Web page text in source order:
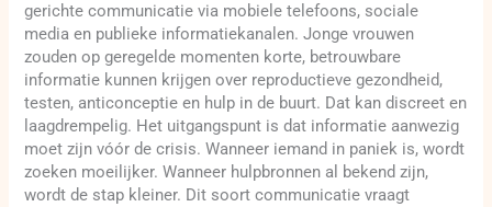
gerichte communicatie via mobiele telefoons, sociale
media en publieke informatiekanalen. Jonge vrouwen
zouden op geregelde momenten korte, betrouwbare
informatie kunnen krijgen over reproductieve gezondheid,
testen, anticonceptie en hulp in de buurt. Dat kan discreet en
laagdrempelig. Het uitgangspunt is dat informatie aanwezig
moet zijn vóór de crisis. Wanneer iemand in paniek is, wordt
zoeken moeilijker. Wanneer hulpbronnen al bekend zijn,
wordt de stap kleiner. Dit soort communicatie vraagt